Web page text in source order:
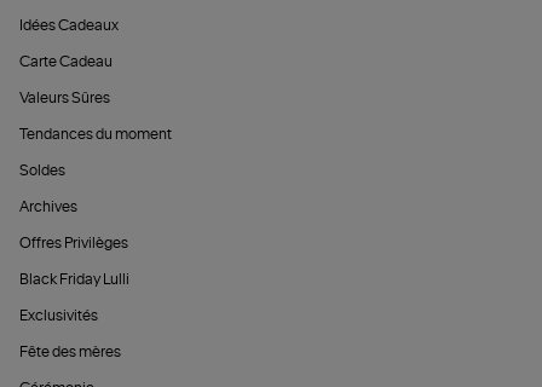
Idées Cadeaux
Carte Cadeau
Valeurs Sûres
Tendances du moment
Soldes
Archives
Offres Privilèges
Black Friday Lulli
Exclusivités
Fête des mères